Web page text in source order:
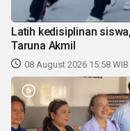
Latih kedisiplinan
Taruna Akmil
08 August 2026 15:58 WIB